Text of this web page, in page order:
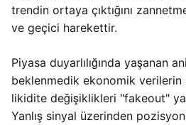
trendin ortaya çıktığını
ve geçici harekettir.
Piyasa duyarlılığında yaşanan
beklenmedik ekonomik verilerin
likidite değişiklikleri "fakeout"
Yanlış sinyal üzerinden